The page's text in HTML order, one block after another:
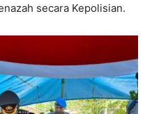
secara Kepolisian.